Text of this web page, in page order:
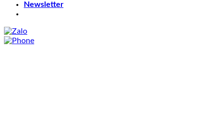
Newsletter